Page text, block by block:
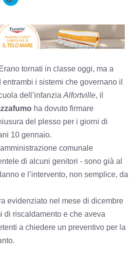
tornati in classe oggi, ma a
i sistemi che governano il
dell’infanziaAlfortville, il
ha dovuto firmare
del plesso per i giorni di
10 gennaio.
comunale
di alcuni genitori - sono già al
e l’intervento, non semplice, da
evidenziato nel mese di dicembre
di riscaldamento e che aveva
a chiedere un preventivo per la